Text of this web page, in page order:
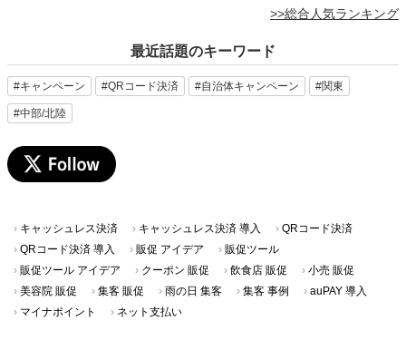
>>総合人気ランキング
最近話題のキーワード
#キャンペーン #QRコード決済 #自治体キャンペーン #関東
#中部/北陸
キャッシュレス決済 キャッシュレス決済 導入
QRコード決済
QRコード決済 導入
販促 アイデア
販促ツール
販促ツール アイデア
クーポン 販促 飲食店 販促
小売 販促
美容院 販促
集客 販促 雨の日 集客 集客 事例
auPAY 導入
マイナポイント
ネット支払い